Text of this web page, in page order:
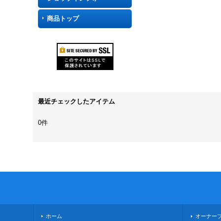
商品トップ
最近チェックしたアイテム
0件
ホーム オーナー